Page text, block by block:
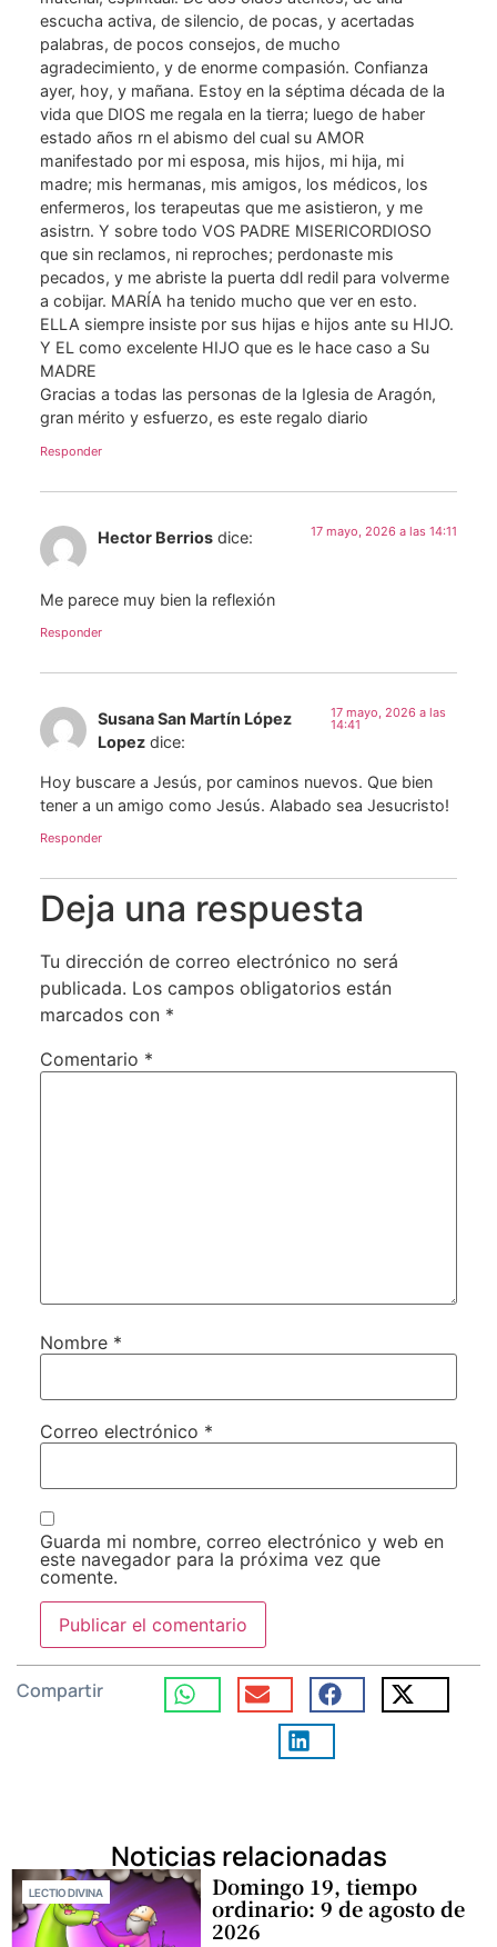
escucha activa, de silencio, de pocas, y acertadas
palabras, de pocos consejos, de mucho
agradecimiento, y de enorme compasión. Confianza
ayer, hoy, y mañana. Estoy en la séptima década de la
vida que DIOS me regala en la tierra; luego de haber
estado años rn el abismo del cual su AMOR
manifestado por mi esposa, mis hijos, mi hija, mi
madre; mis hermanas, mis amigos, los médicos, los
enfermeros, los terapeutas que me asistieron, y me
asistrn. Y sobre todo VOS PADRE MISERICORDIOSO
que sin reclamos, ni reproches; perdonaste mis
pecados, y me abriste la puerta ddl redil para volverme
a cobijar. MARÍA ha tenido mucho que ver en esto.
ELLA siempre insiste por sus hijas e hijos ante su HIJO.
Y EL como excelente HIJO que es le hace caso a Su
MADRE
Gracias a todas las personas de la Iglesia de Aragón,
gran mérito y esfuerzo, es este regalo diario
Responder
Hector Berrios dice: 17 mayo, 2026 a las 14:11
Me parece muy bien la reflexión
Responder
Susana San Martín López
Lopez dice:
17 mayo, 2026 a las
14:41
Hoy buscare a Jesús, por caminos nuevos. Que bien
tener a un amigo como Jesús. Alabado sea Jesucristo!
Responder
Deja una respuesta
Tu dirección de correo electrónico no será
publicada. Los campos obligatorios están
marcados con *
Comentario *
Nombre *
Correo electrónico *
Guarda mi nombre, correo electrónico y web en
este navegador para la próxima vez que
comente.
Compartir
Noticias relacionadas
LECTIO DIVINA Domingo 19, tiempo
ordinario: 9 de agosto de
2026